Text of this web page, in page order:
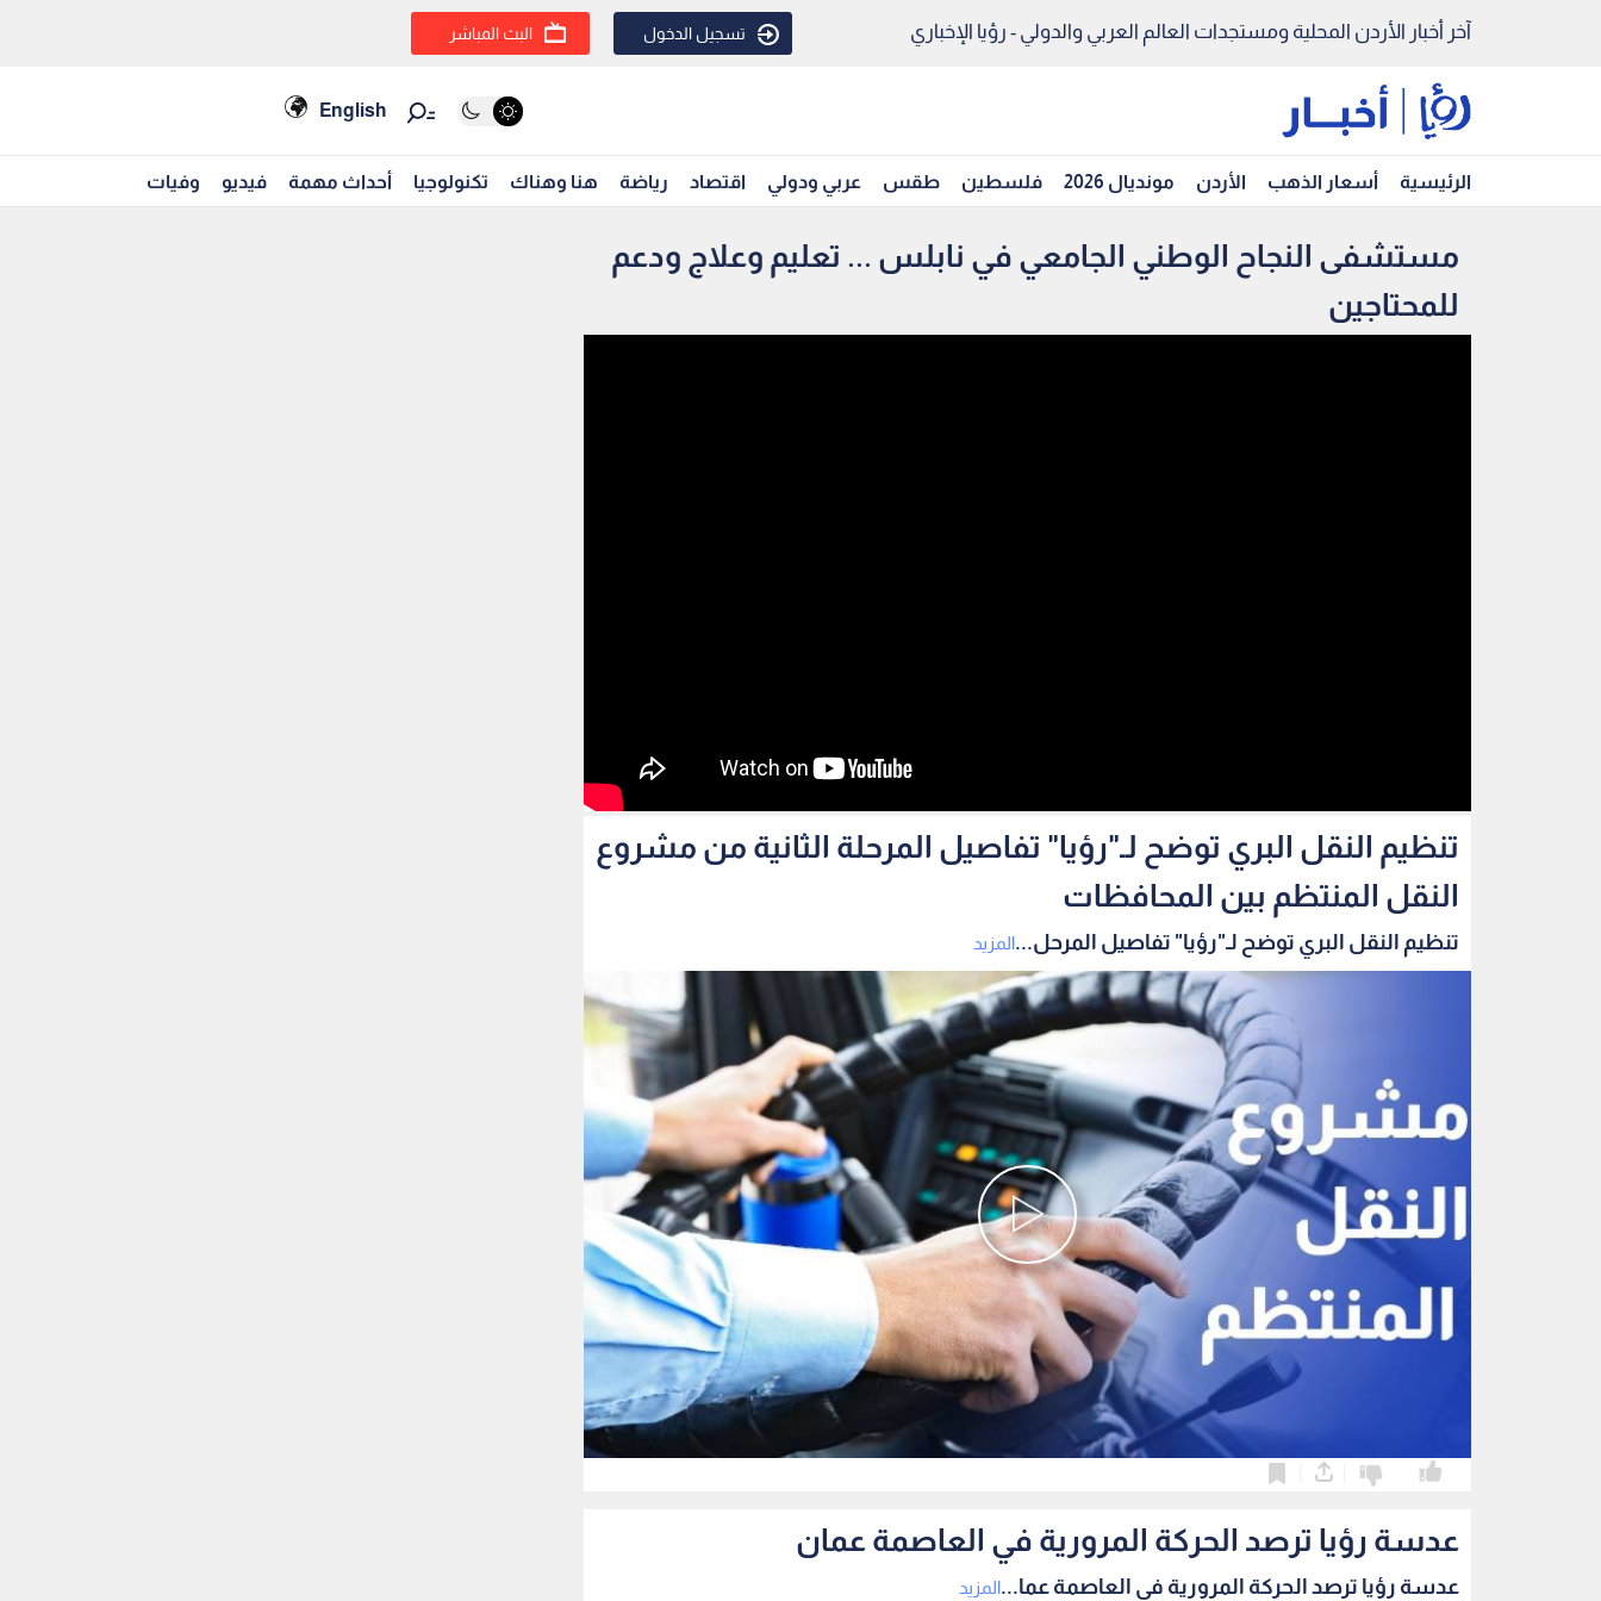
آخر أخبار الأردن المحلية ومستجدات العالم العربي والدولي - رؤيا الإخباري تسجيل الدخول البث المباشر
English
الرئيسية أسعار الذهب الأردن مونديال 2026 فلسطين طقس عربي ودولي اقتصاد رياضة هنا وهناك تكنولوجيا أحداث مهمة فيديو وفيات
مستشفى النجاح الوطني الجامعي في نابلس ... تعليم وعلاج ودعم
للمحتاجين
تنظيم النقل البري توضح لـ"رؤيا" تفاصيل المرحلة الثانية من مشروع
النقل المنتظم بين المحافظات
تنظيم النقل البري توضح لـ"رؤيا" تفاصيل المرحل...المزيد
عدسة رؤيا ترصد الحركة المرورية في العاصمة عمان
عدسة رؤيا ترصد الحركة المرورية في العاصمة عما...المزيد